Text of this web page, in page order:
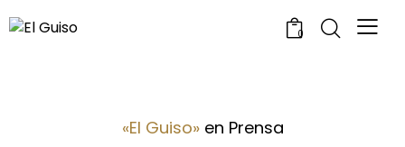
0
«El Guiso»en Prensa